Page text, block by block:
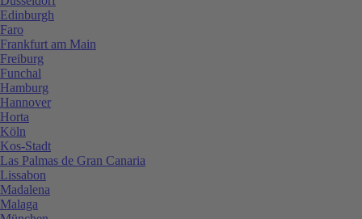
Edinburgh
Faro
Frankfurt am Main
Freiburg
Funchal
Hamburg
Hannover
Horta
Köln
Kos-Stadt
Las Palmas de Gran Canaria
Lissabon
Madalena
Malaga